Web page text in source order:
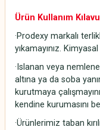
Ürün Kullanım
·Prodexy markalı
yıkamayınız.
·Islanan veya
altına ya da soba
kurutmaya
kendine kurumasını
·Ürünlerimiz taban